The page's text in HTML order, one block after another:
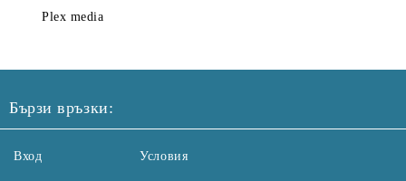
Plex media
Бързи връзки:
Вход Условия